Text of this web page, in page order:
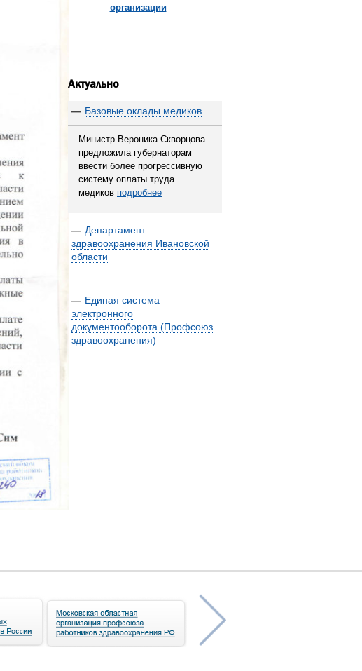
организации
Актуально
— Базовые оклады медиков
Министр Вероника Скворцова
предложила губернаторам
ввести более прогрессивную
систему оплаты труда
медиков подробнее
— Департамент
здравоохранения Ивановской
области
— Единая система
электронного
документооборота (Профсоюз
здравоохранения)